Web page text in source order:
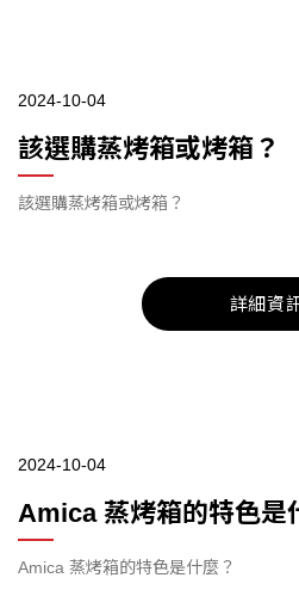
2024-10-04
該選購蒸烤箱或烤箱？
該選購蒸烤箱或烤箱？
詳細資
2024-10-04
Amica 蒸烤箱的特色是
Amica 蒸烤箱的特色是什麼？